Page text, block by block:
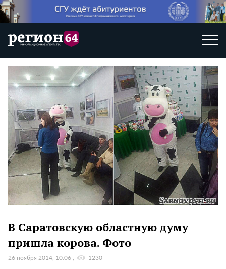
В Саратовскую областную думу
пришла корова. Фото
26 ноября 2014, 10:06 1230